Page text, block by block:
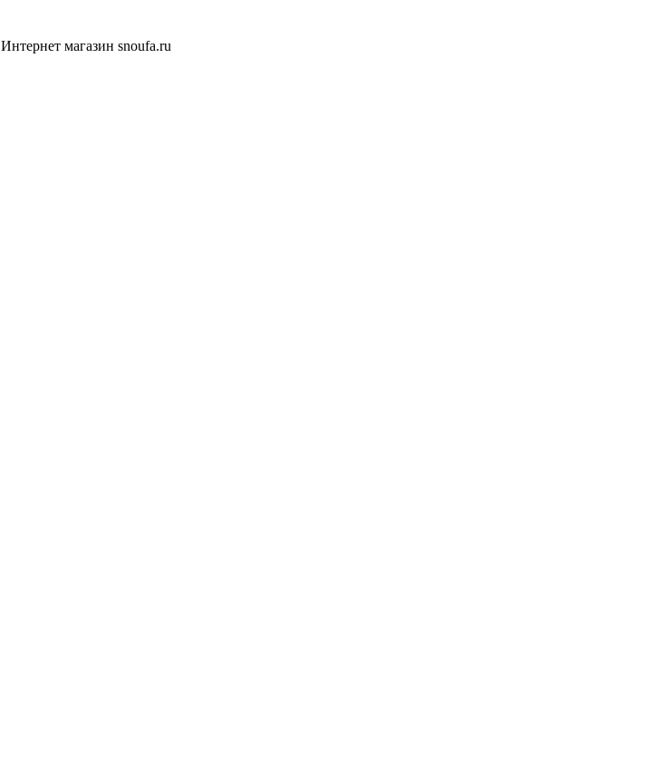
Интернет магазин snoufa.ru